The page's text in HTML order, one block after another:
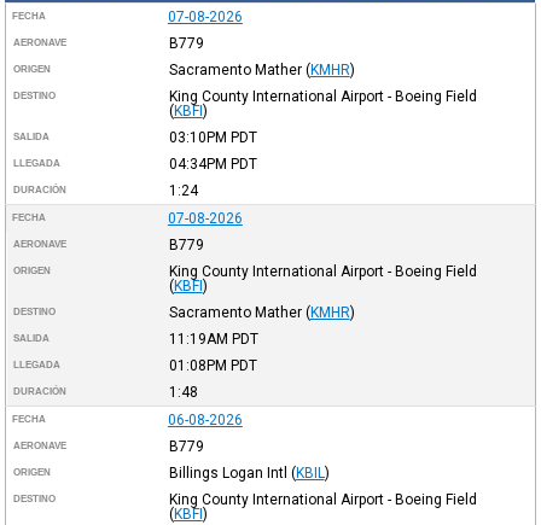
FECHA 07-08-2026
AERONAVE B779
ORIGEN Sacramento Mather (KMHR)
DESTINO
King County International Airport - Boeing Field
(KBFI)
SALIDA 03:10PM PDT
LLEGADA 04:34PM PDT
DURACIÓN 1:24
FECHA 07-08-2026
AERONAVE B779
ORIGEN
King County International Airport - Boeing Field
(KBFI )
DESTINO Sacramento Mather (KMHR)
SALIDA 11:19AM PDT
LLEGADA 01:08PM PDT
DURACIÓN 1:48
FECHA 06-08-2026
AERONAVE B779
ORIGEN Billings Logan Intl (KBIL)
DESTINO
King County International Airport - Boeing Field
(KBFI)